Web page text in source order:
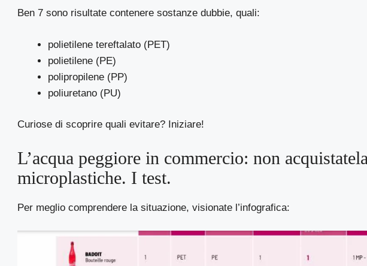
Ben 7 sono risultate contenere sostanze dubbie, quali:
polietilene tereftalato (PET)
polietilene (PE)
polipropilene (PP)
poliuretano (PU)
Curiose di scoprire quali evitare? Iniziare!
L’acqua peggiore in commercio: non
microplastiche. I test.
Per meglio comprendere la situazione, visionate l’infografica: